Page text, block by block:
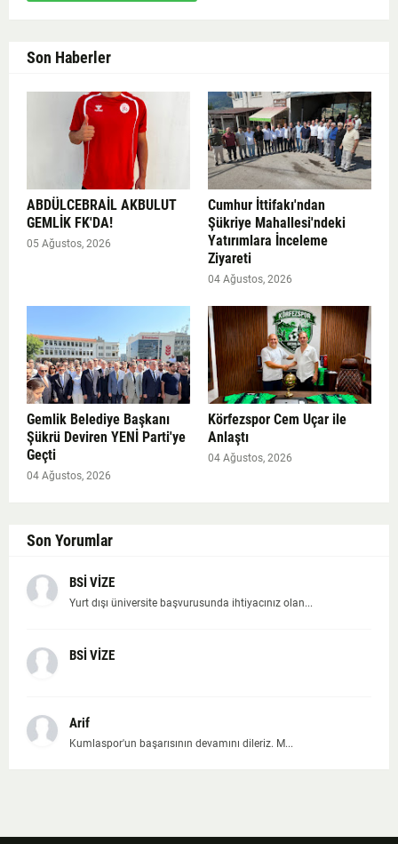
Son Haberler
ABDÜLCEBRAİL AKBULUT
GEMLİK FK'DA!
05 Ağustos, 2026
Cumhur İttifakı'ndan
Şükriye Mahallesi'ndeki
Yatırımlara İnceleme
Ziyareti
04 Ağustos, 2026
Gemlik Belediye Başkanı
Şükrü Deviren YENİ Parti'ye
Geçti
04 Ağustos, 2026
Körfezspor Cem Uçar ile
Anlaştı
04 Ağustos, 2026
Son Yorumlar
BSİ VİZE
Yurt dışı üniversite başvurusunda ihtiyacınız olan...
BSİ VİZE
Arif
Kumlaspor'un başarısının devamını dileriz. M...